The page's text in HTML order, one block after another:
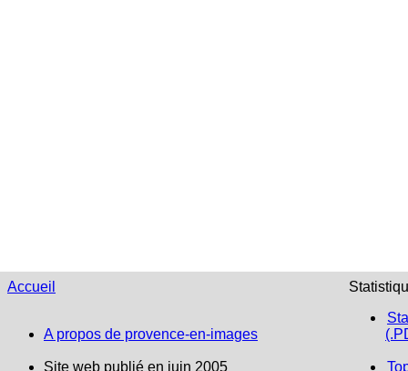
Accueil
A propos de provence-en-images
Site web publié en juin 2005